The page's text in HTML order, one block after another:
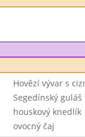
Hovězí vývar s
Segedínský guláš
houskový knedlík
ovocný čaj